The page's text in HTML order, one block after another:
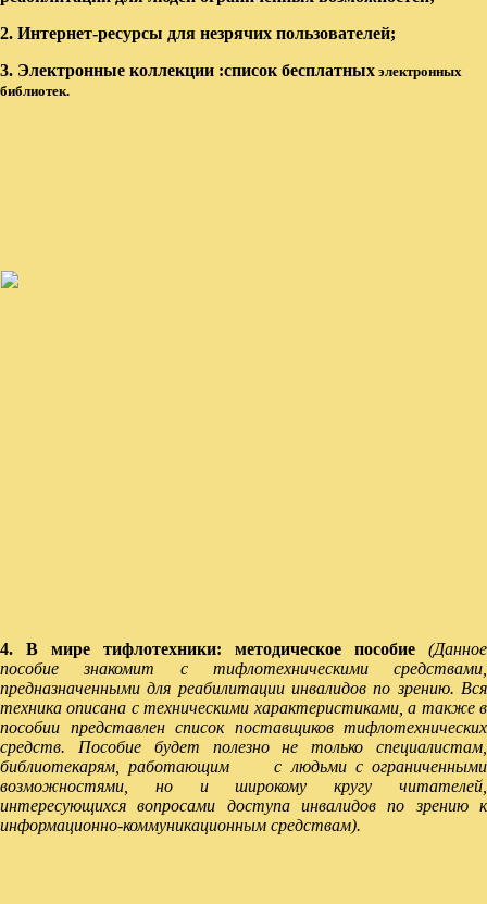
2. Интернет-ресурсы для незрячих пользователей;
3. Электронные коллекции :список бесплатных электронных
библиотек.
4. В мире тифлотехники: методическое пособие
(Данное
пособие знакомит с тифлотехническими средствами,
предназначенными для реабилитации инвалидов по зрению. Вся
техника описана с техническими характеристиками, а также в
пособии представлен список поставщиков тифлотехнических
средств. Пособие будет полезно не только специалистам,
библиотекарям, работающим с людьми с ограниченными
возможностями, но и широкому кругу читателей,
интересующихся вопросами доступа инвалидов по зрению к
информационно-коммуникационным средствам).